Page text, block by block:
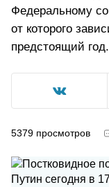
Федеральному
от которого
предстоящий год.
5379 просмотров